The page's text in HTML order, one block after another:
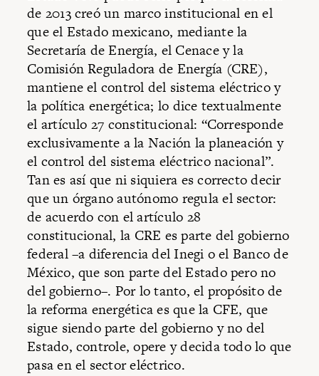
de 2013 creó un marco institucional en el
que el Estado mexicano, mediante la
Secretaría de Energía, el Cenace y la
Comisión Reguladora de Energía (CRE),
mantiene el control del sistema eléctrico y
la política energética; lo dice textualmente
el artículo 27 constitucional: “Corresponde
exclusivamente a la Nación la planeación y
el control del sistema eléctrico nacional”.
Tan es así que ni siquiera es correcto decir
que un órgano autónomo regula el sector:
de acuerdo con el artículo 28
constitucional, la CRE es parte del gobierno
federal –a diferencia del Inegi o el Banco de
México, que son parte del Estado pero no
del gobierno–. Por lo tanto, el propósito de
la reforma energética es que la CFE, que
sigue siendo parte del gobierno y no del
Estado, controle, opere y decida todo lo que
pasa en el sector eléctrico.